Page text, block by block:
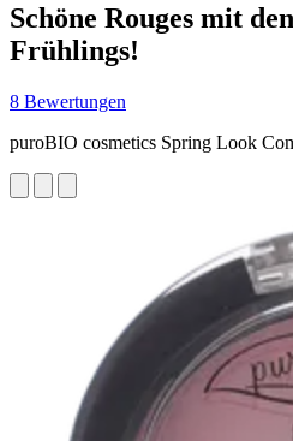
Schöne Rouges mit
Frühlings!
8 Bewertungen
puroBIO cosmetics Spring Look